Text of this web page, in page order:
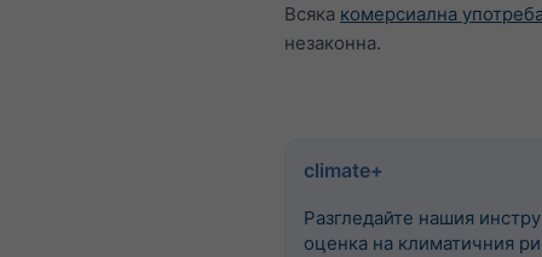
Всяка комерсиална
незаконна.
climate+
Разгледайте нашия
оценка на климатичния